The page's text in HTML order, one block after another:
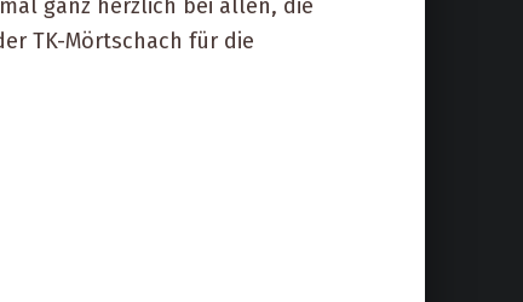
ganz herzlich bei allen, die
TK-Mörtschach für die